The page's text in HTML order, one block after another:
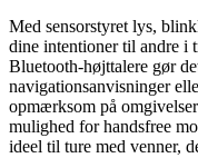
Med sensorstyret lys,
dine intentioner til andre i
Bluetooth-højttalere gør
navigationsanvisninger
opmærksom på
mulighed for handsfree
ideel til ture med venner,